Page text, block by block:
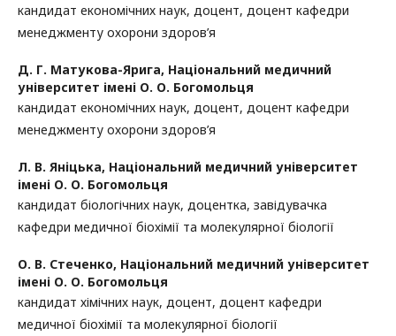
кандидат економічних наук, доцент, доцент кафедри
менеджменту охорони здоров’я
Д. Г. Матукова-Ярига, Національний медичний
університет імені О. О. Богомольця
кандидат економічних наук, доцент, доцент кафедри
менеджменту охорони здоров’я
Л. В. Яніцька, Національний медичний університет
імені О. О. Богомольця
кандидат біологічних наук, доцентка, завідувачка
кафедри медичної біохімії та молекулярної біології
О. В. Стеченко, Національний медичний університет
імені О. О. Богомольця
кандидат хімічних наук, доцент, доцент кафедри
медичної біохімії та молекулярної біології